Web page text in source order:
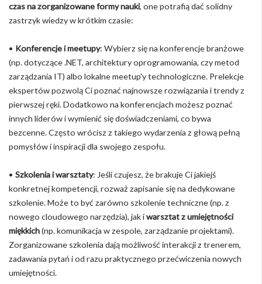
czas na zorganizowane formy nauki, one potrafią dać solidny
zastrzyk wiedzy w krótkim czasie:
• Konferencje i meetupy: Wybierz się na konferencje branżowe
(np. dotyczące .NET, architektury oprogramowania, czy metod
zarządzania IT) albo lokalne meetup'y technologiczne. Prelekcje
ekspertów pozwolą Ci poznać najnowsze rozwiązania i trendy z
pierwszej ręki. Dodatkowo na konferencjach możesz poznać
innych liderów i wymienić się doświadczeniami, co bywa
bezcenne. Często wrócisz z takiego wydarzenia z głową pełną
pomysłów i inspiracji dla swojego zespołu.
• Szkolenia i warsztaty: Jeśli czujesz, że brakuje Ci jakiejś
konkretnej kompetencji, rozważ zapisanie się na dedykowane
szkolenie. Może to być zarówno szkolenie techniczne (np. z
nowego cloudowego narzędzia), jak iwarsztat z umiejętności
miękkich(np. komunikacja w zespole, zarządzanie projektami).
Zorganizowane szkolenia dają możliwość interakcji z trenerem,
zadawania pytań i od razu praktycznego przećwiczenia nowych
umiejętności.